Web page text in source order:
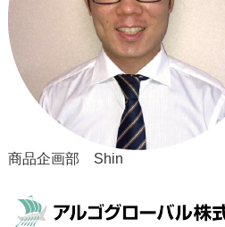
商品企画部 Shin